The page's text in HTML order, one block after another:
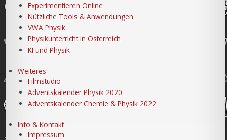
Experimentieren Online
Nützliche Tools & Anwendungen
VWA Physik
Physikunterricht in Österreich
KI und Physik
Weiteres
Filmstudio
Adventskalender Physik 2020
Adventskalender Chemie & Physik 2022
Info & Kontakt
Impressum